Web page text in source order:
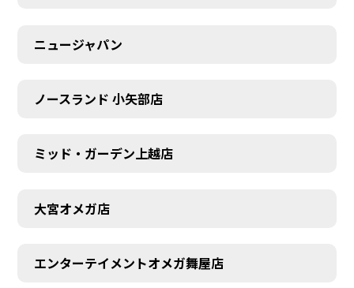
ニュージャパン
ノースランド 小矢部店
ミッド・ガーデン上越店
大宮オメガ店
エンターテイメントオメガ舞屋店